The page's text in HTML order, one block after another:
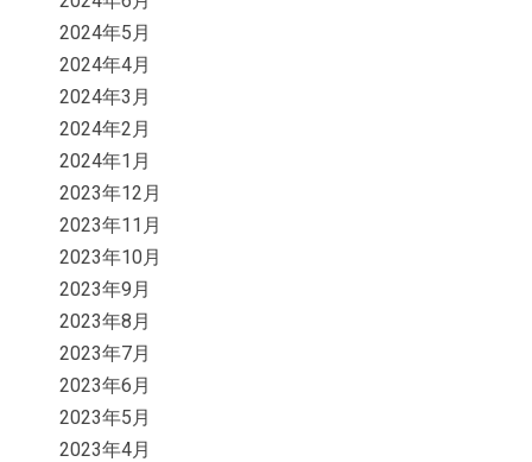
2024年5月
2024年4月
2024年3月
2024年2月
2024年1月
2023年12月
2023年11月
2023年10月
2023年9月
2023年8月
2023年7月
2023年6月
2023年5月
2023年4月